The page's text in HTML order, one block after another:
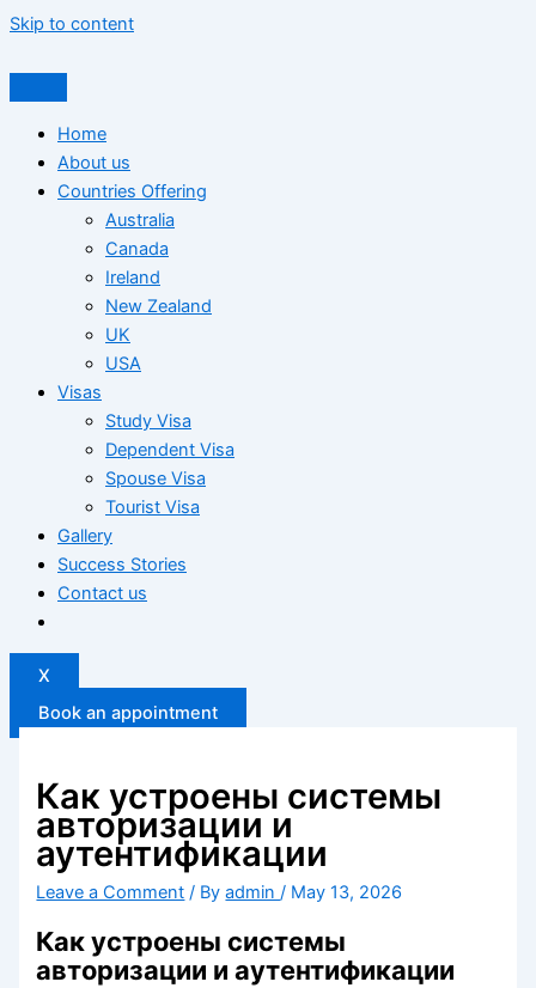
Skip to content
Home
About us
Countries Offering
Australia
Canada
Ireland
New Zealand
UK
USA
Visas
Study Visa
Dependent Visa
Spouse Visa
Tourist Visa
Gallery
Success Stories
Contact us
X
Book an appointment
Как устроены системы
авторизации и
аутентификации
Leave a Comment / Byadmin/ May 13, 2026
Как устроены системы
авторизации и аутентификации